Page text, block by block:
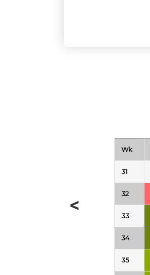
<
Wk
31
32
33
34
35